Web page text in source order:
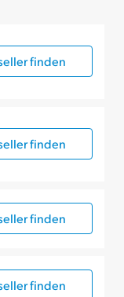
finden
finden
finden
finden